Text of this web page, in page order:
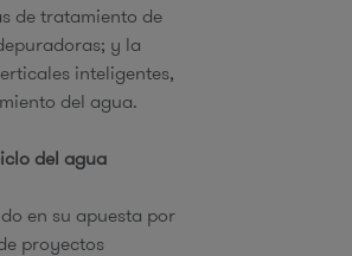
de tratamiento de
y la
inteligentes,
del agua.
del agua
en su apuesta por
proyectos